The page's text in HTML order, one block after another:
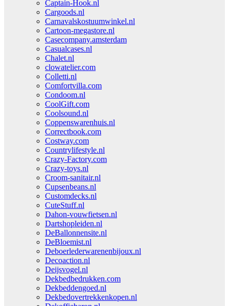
Captain-Hook.nl
Cargoods.nl
Carnavalskostuumwinkel.nl
Cartoon-megastore.nl
Casecompany.amsterdam
Casualcases.nl
Chalet.nl
clowatelier.com
Colletti.nl
Comfortvilla.com
Condoom.nl
CoolGift.com
Coolsound.nl
Coppenswarenhuis.nl
Correctbook.com
Costway.com
Countrylifestyle.nl
Crazy-Factory.com
Crazy-toys.nl
Croom-sanitair.nl
Cupsenbeans.nl
Customdecks.nl
CuteStuff.nl
Dahon-vouwfietsen.nl
Dartshopleiden.nl
DeBallonnensite.nl
DeBloemist.nl
Deboerlederwarenenbijoux.nl
Decoaction.nl
Deijsvogel.nl
Dekbedbedrukken.com
Dekbeddengoed.nl
Dekbedovertrekkenkopen.nl